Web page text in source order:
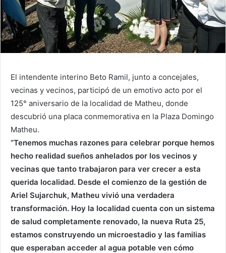
El intendente interino Beto Ramil, junto a concejales,
vecinas y vecinos, participó de un emotivo acto por el
125° aniversario de la localidad de Matheu, donde
descubrió una placa conmemorativa en la Plaza Domingo
Matheu.
“Tenemos muchas razones para celebrar porque hemos
hecho realidad sueños anhelados por los vecinos y
vecinas que tanto trabajaron para ver crecer a esta
querida localidad. Desde el comienzo de la gestión de
Ariel Sujarchuk, Matheu vivió una verdadera
transformación. Hoy la localidad cuenta con un sistema
de salud completamente renovado, la nueva Ruta 25,
estamos construyendo un microestadio y las familias
que esperaban acceder al agua potable ven cómo